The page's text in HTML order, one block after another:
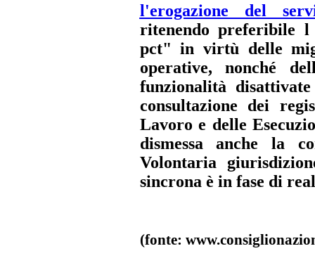
l'erogazione del
ritenendo preferibile l
pct" in virtù delle
operative, nonché
funzionalità
consultazione dei
Lavoro e delle
dismessa anche la
Volontaria
sincrona è in fase di
(fonte: